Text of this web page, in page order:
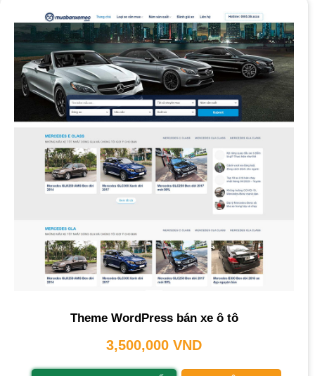
Theme WordPress bán xe ô tô
3,500,000 VND